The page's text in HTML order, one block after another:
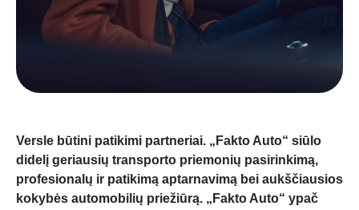
Versle būtini patikimi partneriai. „Fakto Auto“ siūlo
didelį geriausių transporto priemonių pasirinkimą,
profesionalų ir patikimą aptarnavimą bei aukščiausios
kokybės automobilių priežiūrą. „Fakto Auto“ ypač